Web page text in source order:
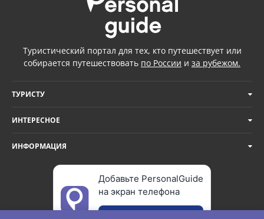
Туристический портал для тех, кто путешествует или
собирается путешествовать по России и за рубежом.
ТУРИСТУ
ИНТЕРЕСНОЕ
ИНФОРМАЦИЯ
Добавьте PersonalGuide
на экран телефона